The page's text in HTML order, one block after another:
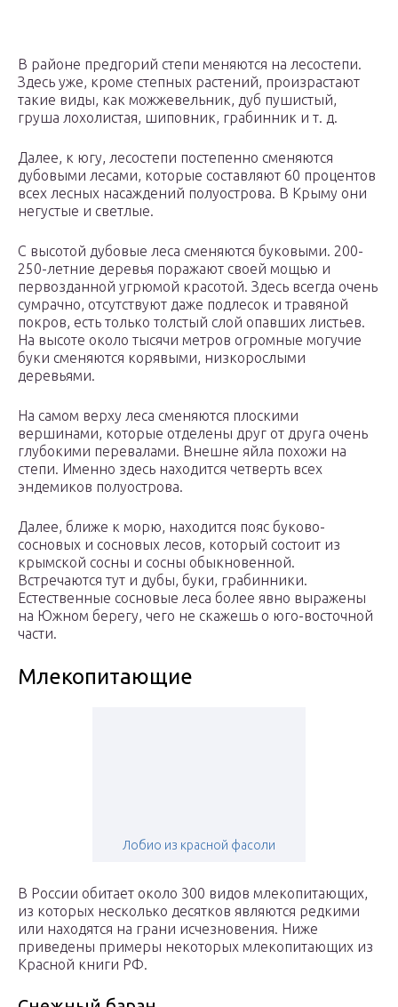
В районе предгорий степи меняются на лесостепи.
Здесь уже, кроме степных растений, произрастают
такие виды, как можжевельник, дуб пушистый,
груша лохолистая, шиповник, грабинник и т. д.
Далее, к югу, лесостепи постепенно сменяются
дубовыми лесами, которые составляют 60 процентов
всех лесных насаждений полуострова. В Крыму они
негустые и светлые.
С высотой дубовые леса сменяются буковыми. 200-
250-летние деревья поражают своей мощью и
первозданной угрюмой красотой. Здесь всегда очень
сумрачно, отсутствуют даже подлесок и травяной
покров, есть только толстый слой опавших листьев.
На высоте около тысячи метров огромные могучие
буки сменяются корявыми, низкорослыми
деревьями.
На самом верху леса сменяются плоскими
вершинами, которые отделены друг от друга очень
глубокими перевалами. Внешне яйла похожи на
степи. Именно здесь находится четверть всех
эндемиков полуострова.
Далее, ближе к морю, находится пояс буково-
сосновых и сосновых лесов, который состоит из
крымской сосны и сосны обыкновенной.
Встречаются тут и дубы, буки, грабинники.
Естественные сосновые леса более явно выражены
на Южном берегу, чего не скажешь о юго-восточной
части.
Млекопитающие
Лобио из красной фасоли
В России обитает около 300 видов млекопитающих,
из которых несколько десятков являются редкими
или находятся на грани исчезновения. Ниже
приведены примеры некоторых млекопитающих из
Красной книги РФ.